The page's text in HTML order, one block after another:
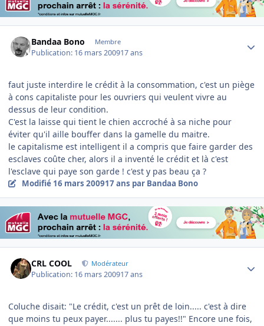
Bandaa Bono Membre
Publication: 16 mars 200917 ans
faut juste interdire le crédit à la consommation, c'est un piège
à cons capitaliste pour les ouvriers qui veulent vivre au
dessus de leur condition.
C'est la laisse qui tient le chien accroché à sa niche pour
éviter qu'il aille bouffer dans la gamelle du maitre.
le capitalisme est intelligent il a compris que faire garder des
esclaves coûte cher, alors il a inventé le crédit et là c'est
l'esclave qui paye son garde ! c'est y pas beau ça ?
Modifié 16 mars 200917 ans par Bandaa Bono
CRL COOL Modérateur
Publication: 16 mars 200917 ans
Coluche disait: "Le crédit, c'est un prêt de loin..... c'est à dire
que moins tu peux payer....... plus tu payes!!" Encore une fois,